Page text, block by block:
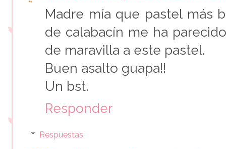
Madre mía que pastel más
de calabacín me ha
de maravilla a este pastel.
Buen asalto guapa!!
Un bst.
Responder
Respuestas